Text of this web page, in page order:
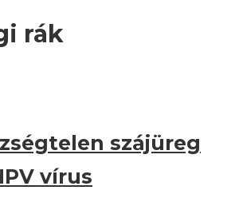
rák
szájüreg
vírus